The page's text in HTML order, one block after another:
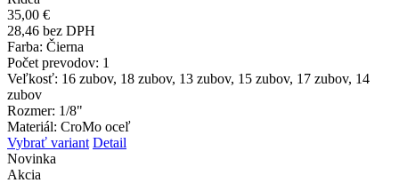
35,00 €
28,46 bez DPH
Farba: Čierna
Počet prevodov: 1
Veľkosť: 16 zubov, 18 zubov, 13 zubov, 15 zubov, 17 zubov, 14
zubov
Rozmer: 1/8"
Materiál: CroMo oceľ
Vybrať variant Detail
Novinka
Akcia